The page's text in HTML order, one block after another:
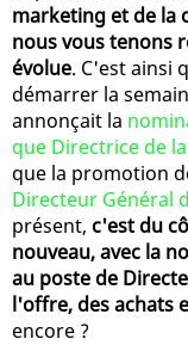
marketing et de la
nous vous tenons
évolue. C'est ainsi
démarrer la
annonçait la
que Directrice de
que la promotion
Directeur Général
présent, c'est du
nouveau, avec la
au poste de
l'offre, des achats
encore ?